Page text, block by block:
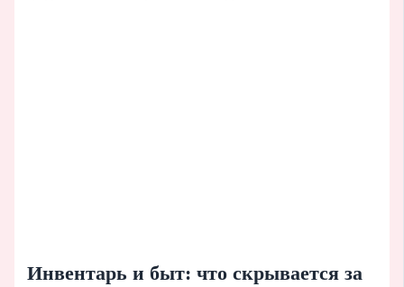
Инвентарь и быт: что скрывается за